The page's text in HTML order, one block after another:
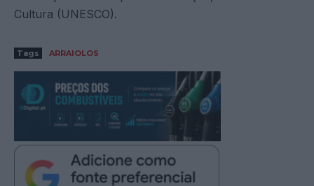
Cultura (UNESCO).
Tags ARRAIOLOS